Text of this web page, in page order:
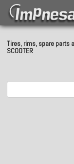
Tires, rims, spare parts
SCOOTER